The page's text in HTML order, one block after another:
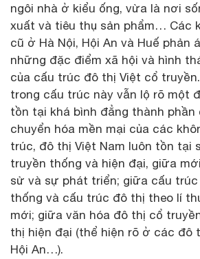
ngôi nhà ở kiểu ống, vừa là nơi
xuất và tiêu thụ sản phẩm… Các
cũ ở Hà Nội, Hội An và Huế phản
những đặc điểm xã hội và hình
của cấu trúc đô thị Việt cổ
trong cấu trúc này vẫn lộ rõ một
tồn tại khá bình đẳng thành
chuyển hóa mền mại của các
trúc, đô thị Việt Nam luôn tồn tại
truyền thống và hiện đại, giữa
sử và sự phát triển; giữa cấu
thống và cấu trúc đô thị theo lí
mới; giữa văn hóa đô thị cổ
thị hiện đại (thể hiện rõ ở các đô
Hội An…).